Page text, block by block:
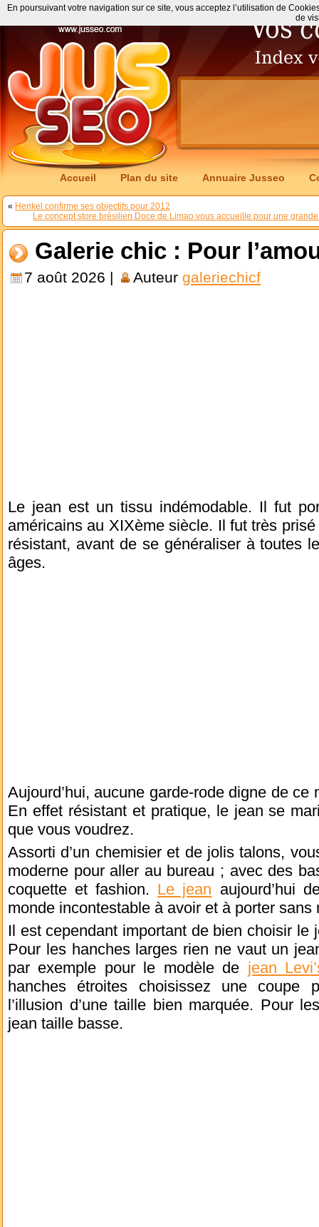
Accueil Plan du site Annuaire Jusseo
« Henkel confirme ses objectifs pour 2012
Le concept store brésilien Doce de Limao vous accueille pour une
Galerie chic : Pour
7 août 2026 | Auteur galeriechicf
Le jean est un tissu indémodable. Il fut
américains au XIXème siècle. Il fut très
résistant, avant de se généraliser à toutes
âges.
Aujourd’hui, aucune garde-rode digne de ce
En effet résistant et pratique, le jean se
que vous voudrez.
Assorti d’un chemisier et de jolis talons,
moderne pour aller au bureau ; avec des
coquette et fashion. Le jean aujourd’hui
monde incontestable à avoir et à porter sans
Il est cependant important de bien choisir le
Pour les hanches larges rien ne vaut un
par exemple pour le modèle de jean
hanches étroites choisissez une coupe
l’illusion d’une taille bien marquée. Pour
jean taille basse.
En poursuivant votre navigation sur ce site, vous acceptez l’utilisation de
de